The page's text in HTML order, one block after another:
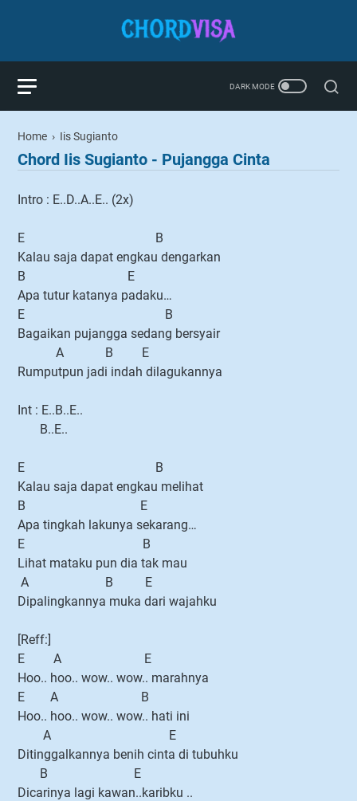
Home › Iis Sugianto
Chord Iis Sugianto - Pujangga Cinta
Intro : E..D..A..E.. (2x)
E B
Kalau saja dapat engkau dengarkan
B E
Apa tutur katanya padaku…
E B
Bagaikan pujangga sedang bersyair
A B E
Rumputpun jadi indah dilagukannya
Int : E..B..E..
B..E..
E B
Kalau saja dapat engkau melihat
B E
Apa tingkah lakunya sekarang…
E B
Lihat mataku pun dia tak mau
A B E
Dipalingkannya muka dari wajahku
[Reff:]
E A E
Hoo.. hoo.. wow.. wow.. marahnya
E A B
Hoo.. hoo.. wow.. wow.. hati ini
A E
Ditinggalkannya benih cinta di tubuhku
B E
Dicarinya lagi kawan..karibku ..